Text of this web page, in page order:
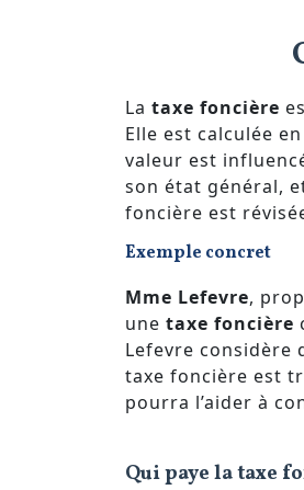
La taxe foncière
Elle est calculée
valeur est
son état général,
foncière est
Exemple concret
Mme Lefevre,
une taxe foncière
Lefevre considère
taxe foncière est
pourra l’aider à
Qui paye la taxe